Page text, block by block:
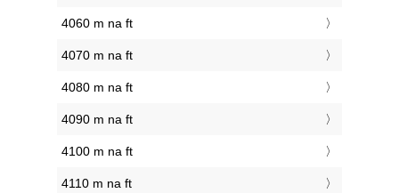
4060 m na ft
4070 m na ft
4080 m na ft
4090 m na ft
4100 m na ft
4110 m na ft